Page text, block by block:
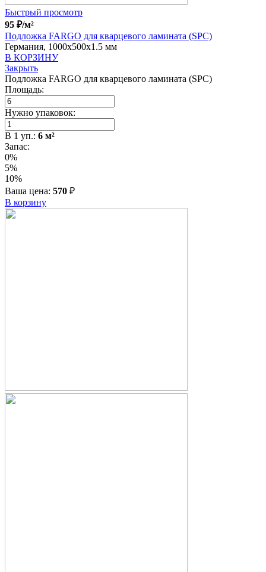
Быстрый просмотр
95 ₽/м²
Подложка FARGO для кварцевого ламината (SPC)
Германия, 1000x500x1.5 мм
В КОРЗИНУ
Закрыть
Подложка FARGO для кварцевого ламината (SPC)
Площадь:
Нужно упаковок:
В 1 уп.: 6 м²
Запас:
0%
5%
10%
Ваша цена: 570 ₽
В корзину